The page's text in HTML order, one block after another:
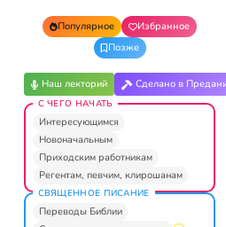
Популярное
Избранное
Позже
Наш лекторий Сделано в
С ЧЕГО НАЧАТЬ
Интересующимся
Новоначальным
Приходским работникам
Регентам, певчим, клирошанам
СВЯЩЕННОЕ ПИСАНИЕ
Переводы Библии